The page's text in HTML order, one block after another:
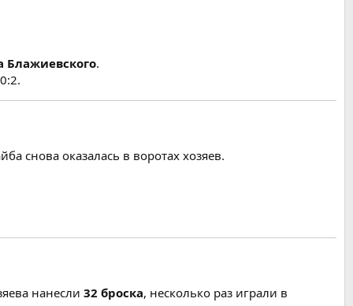
Блажиевского.
снова оказалась в воротах хозяев.
нанесли 32 броска, несколько раз играли в